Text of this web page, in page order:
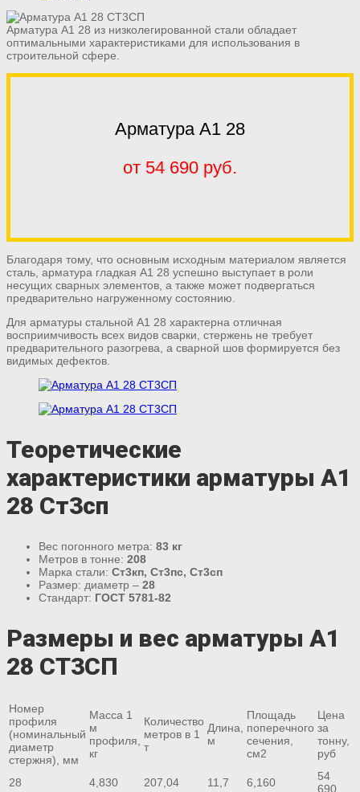
Арматура А1 28 из низколегированной стали обладает
оптимальными характеристиками для использования в
строительной сфере.
Арматура А1 28
от 54 690 руб.
Благодаря тому, что основным исходным материалом является
сталь, арматура гладкая А1 28 успешно выступает в роли
несущих сварных элементов, а также может подвергаться
предварительно нагруженному состоянию.
Для арматуры стальной А1 28 характерна отличная
восприимчивость всех видов сварки, стержень не требует
предварительного разогрева, а сварной шов формируется без
видимых дефектов.
Теоретические
характеристики арматуры А1
28 Ст3сп
Вес погонного метра: 83 кг
Метров в тонне: 208
Марка стали: Ст3кп, Ст3пс, Ст3сп
Размер: диаметр – 28
Стандарт: ГОСТ 5781-82
Размеры и вес арматуры А1
28 СТ3СП
Номер
профиля
(номинальный
диаметр
стержня), мм
Масса 1
м
профиля,
кг
Количество
метров в 1
т
Длина,
м
Площадь
поперечного
сечения,
см2
Цена
за
тонну,
руб
28 4,830 207,04 11,7 6,160
54
690